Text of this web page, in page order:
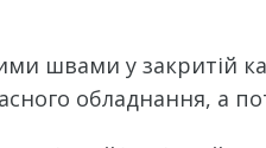
швами у закритій
обладнання, а